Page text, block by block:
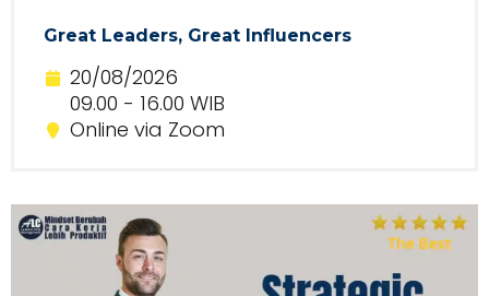
Great Leaders, Great Influencers
20/08/2026
09.00 - 16.00 WIB
Online via Zoom